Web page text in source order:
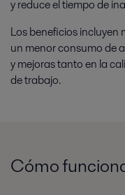
y reduce el tiempo de
Los beneficios incluyen
un menor consumo de
y mejoras tanto en la
de trabajo.
Cómo